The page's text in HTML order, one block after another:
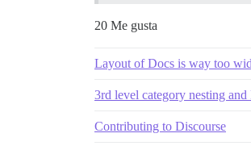
20 Me gusta
Layout of Docs is way too
3rd level category nesting
Contributing to Discourse